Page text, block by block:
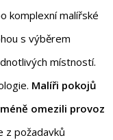
komplexní malířské
s výběrem
místností.
Malíři pokojů
omezili provoz
z požadavků